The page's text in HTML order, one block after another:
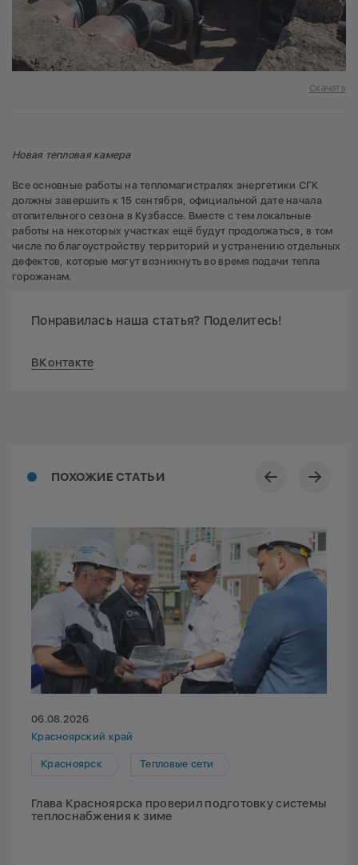
Скачать
Новая тепловая камера
Все основные работы на тепломагистралях энергетики СГК
должны завершить к 15 сентября, официальной дате начала
отопительного сезона в Кузбассе. Вместе с тем локальные
работы на некоторых участках ещё будут продолжаться, в том
числе по благоустройству территорий и устранению отдельных
дефектов, которые могут возникнуть во время подачи тепла
горожанам.
Понравилась наша статья? Поделитесь!
ВКонтакте
ПОХОЖИЕ СТАТЬИ
06.08.2026
Красноярский край
Красноярск Тепловые сети
Глава Красноярска проверил подготовку системы
теплоснабжения к зиме